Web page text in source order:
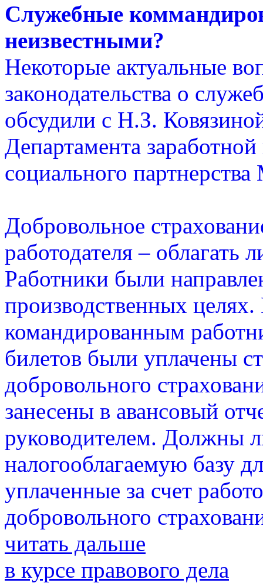
Служебные
неизвестными?
Некоторые актуальные
законодательства о
обсудили с Н.З.
Департамента
социального
Добровольное
работодателя –
Работники были
производственных
командированным
билетов были уплачены
добровольного
занесены в авансовый
руководителем. Должны
налогооблагаемую базу
уплаченные за счет
добровольного
читать дальше
в курсе правового дела